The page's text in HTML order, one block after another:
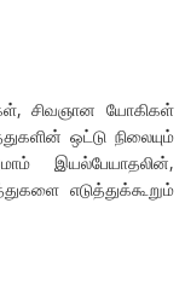
சிவஞான யோகிகள்
ஒட்டு நிலையும்
இயல்பேயாதலின்,
எடுத்துக்கூறும்